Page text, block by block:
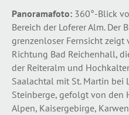
Panoramafoto: 360°-Blick
Bereich der Loferer Alm.
grenzenloser Fernsicht zeigt
Richtung Bad Reichenhall,
der Reiteralm und
Saalachtal mit St. Martin bei
Steinberge, gefolgt von den
Alpen, Kaisergebirge,